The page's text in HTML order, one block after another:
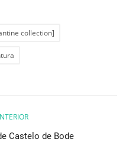
collection]
Castelo de Bode